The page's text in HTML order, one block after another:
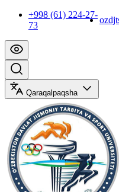
+998 (61) 224-27-
73
Qaraqalpaqsha